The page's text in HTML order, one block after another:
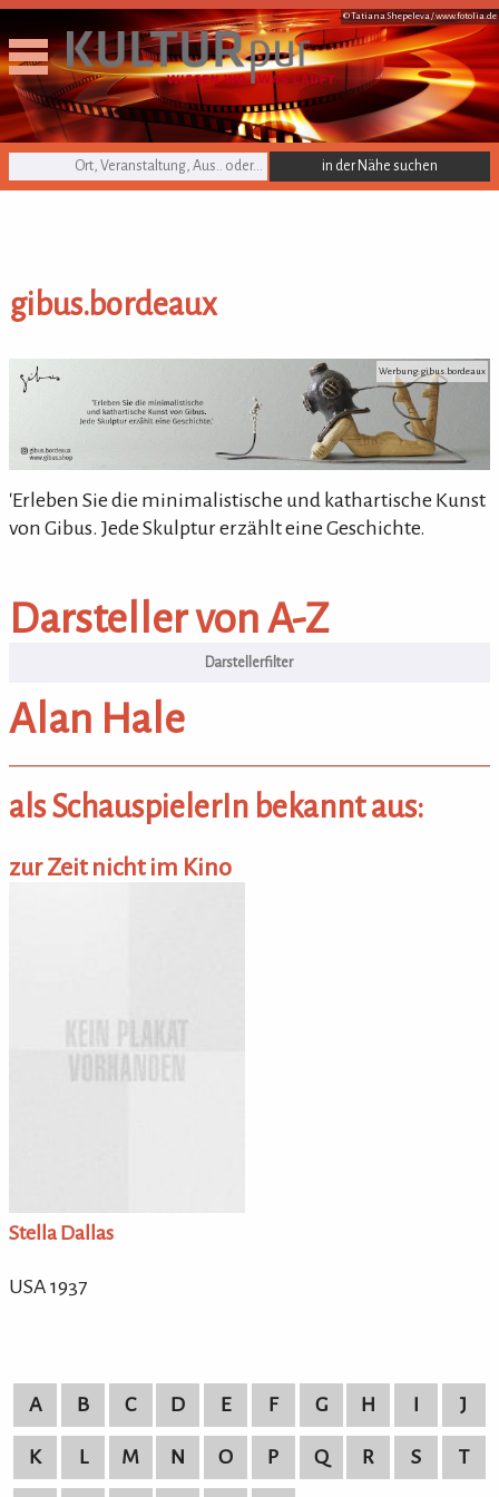
© Tatiana Shepeleva /www.fotolia.de
KULTURpur Suche
gibus.bordeaux
gibus.bordeaux Werbung: gibus.bordeaux
'Erleben Sie die minimalistische und kathartische Kunst
von Gibus. Jede Skulptur erzählt eine Geschichte.
Darsteller von A-Z
Darsteller von A-Z
Alan Hale
als SchauspielerIn bekannt aus:
zur Zeit nicht im Kino
Stella Dallas
USA 1937
A B C D E F G H I J
K L M N O P Q R S T